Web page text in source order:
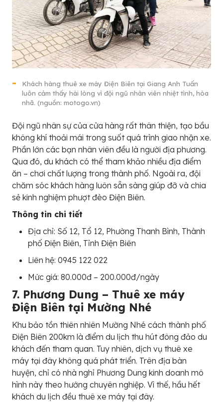
Khách hàng thuê xe máy Điện Biên tại Giang Anh Tuấn
luôn cảm thấy hài lòng vì đội ngũ nhân viên nhiệt tình, hòa
nhã. (nguồn: motogo.vn)
Đội ngũ nhân sự của cửa hàng rất thân thiện, tạo bầu
không khí thoải mái trong suốt quá trình giao nhận xe.
Phần lớn các bạn nhân viên đều là người địa phương.
Qua đó, du khách có thể tham khảo nhiều địa điểm
ăn – chơi chất lượng trong thành phố. Ngoài ra, đội
chăm sóc khách hàng luôn sẵn sàng giúp đỡ và chia
sẻ kinh nghiệm phượt đèo Điện Biên.
Thông tin chi tiết
Địa chỉ: Số 12, Tổ 12, Phường Thanh Bình, Thành
phố Điện Biên, Tỉnh Điện Biên
Liên hệ: 0945 122 022
Mức giá: 80.000đ – 200.000đ/ngày
7. Phương Dung – Thuê xe máy
Điện Biên tại Mường Nhé
Khu bảo tồn thiên nhiên Mường Nhé cách thành phố
Điện Biên 200km là điểm du lịch thu hút đông đảo du
khách đến tham quan. Tuy nhiên, dịch vụ thuê xe
máy tại đây không quá phát triển. Trên địa bàn
huyện, chỉ có nhà nghỉ Phương Dung kinh doanh mô
hình này theo hướng chuyên nghiệp. Vì thế, hầu hết
khách du lịch đều thuê xe máy tại đây.